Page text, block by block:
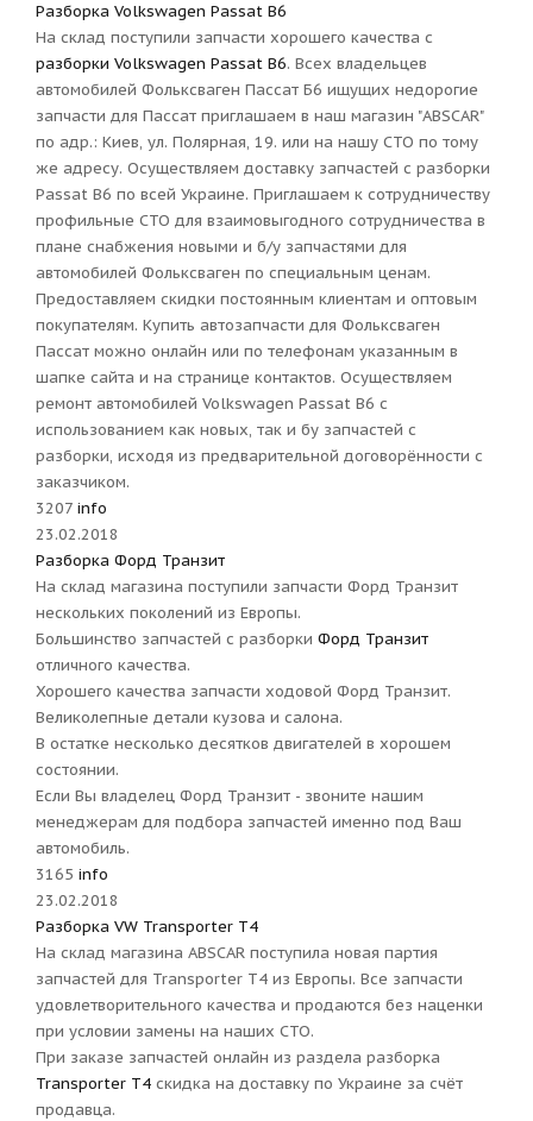
Разборка Volkswagen Passat B6
На склад поступили запчасти хорошего качества с
разборки Volkswagen Passat B6. Всех владельцев
автомобилей Фольксваген Пассат Б6 ищущих недорогие
запчасти для Пассат приглашаем в наш магазин "ABSCAR"
по адр.: Киев, ул. Полярная, 19. или на нашу СТО по тому
же адресу. Осуществляем доставку запчастей с разборки
Passat B6 по всей Украине. Приглашаем к сотрудничеству
профильные СТО для взаимовыгодного сотрудничества в
плане снабжения новыми и б/у запчастями для
автомобилей Фольксваген по специальным ценам.
Предоставляем скидки постоянным клиентам и оптовым
покупателям. Купить автозапчасти для Фольксваген
Пассат можно онлайн или по телефонам указанным в
шапке сайта и на странице контактов. Осуществляем
ремонт автомобилей Volkswagen Passat B6 с
использованием как новых, так и бу запчастей с
разборки, исходя из предварительной договорённости с
заказчиком.
3207 info
23.02.2018
Разборка Форд Транзит
На склад магазина поступили запчасти Форд Транзит
нескольких поколений из Европы.
Большинство запчастей с разборки Форд Транзит
отличного качества.
Хорошего качества запчасти ходовой Форд Транзит.
Великолепные детали кузова и салона.
В остатке несколько десятков двигателей в хорошем
состоянии.
Если Вы владелец Форд Транзит - звоните нашим
менеджерам для подбора запчастей именно под Ваш
автомобиль.
3165 info
23.02.2018
Разборка VW Transporter T4
На склад магазина ABSCAR поступила новая партия
запчастей для Transporter T4 из Европы. Все запчасти
удовлетворительного качества и продаются без наценки
при условии замены на наших СТО.
При заказе запчастей онлайн из раздела разборка
Transporter T4 скидка на доставку по Украине за счёт
продавца.